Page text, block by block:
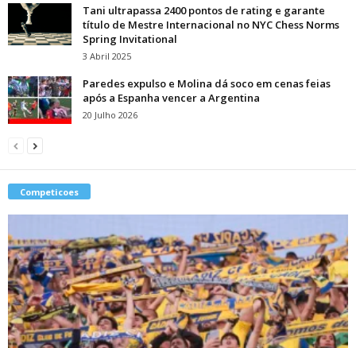
Tani ultrapassa 2400 pontos de rating e garante
título de Mestre Internacional no NYC Chess Norms
Spring Invitational
3 Abril 2025
Paredes expulso e Molina dá soco em cenas feias
após a Espanha vencer a Argentina
20 Julho 2026
Competicoes